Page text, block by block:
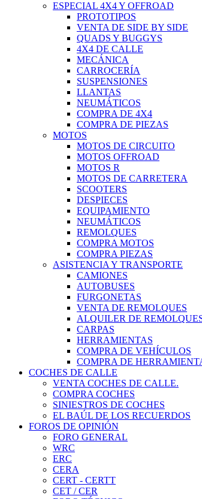
ESPECIAL 4X4 Y OFFROAD
PROTOTIPOS
VENTA DE SIDE BY SIDE
QUADS Y BUGGYS
4X4 DE CALLE
MECÁNICA
CARROCERÍA
SUSPENSIONES
LLANTAS
NEUMÁTICOS
COMPRA DE 4X4
COMPRA DE PIEZAS
MOTOS
MOTOS DE CIRCUITO
MOTOS OFFROAD
MOTOS R
MOTOS DE CARRETERA
SCOOTERS
DESPIECES
EQUIPAMIENTO
NEUMÁTICOS
REMOLQUES
COMPRA MOTOS
COMPRA PIEZAS
ASISTENCIA Y TRANSPORTE
CAMIONES
AUTOBUSES
FURGONETAS
VENTA DE REMOLQUES
ALQUILER DE
CARPAS
HERRAMIENTAS
COMPRA DE VEHÍCULOS
COMPRA DE
COCHES DE CALLE
VENTA COCHES DE CALLE.
COMPRA COCHES
SINIESTROS DE COCHES
EL BAÚL DE LOS RECUERDOS
FOROS DE OPINIÓN
FORO GENERAL
WRC
ERC
CERA
CERT - CERTT
CET / CER